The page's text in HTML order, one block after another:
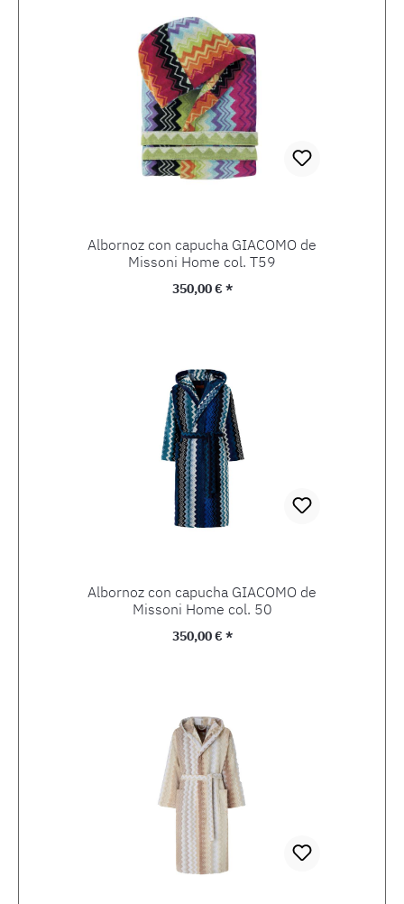
Albornoz con capucha GIACOMO de
Missoni Home col. T59
Precio normal:
350,00 € *
Albornoz con capucha GIACOMO de
Missoni Home col. 50
Precio normal:
350,00 € *